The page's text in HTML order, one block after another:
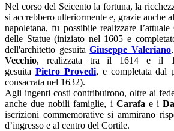
Nel corso del Seicento la fortuna, la
si accrebbero ulteriormente e, grazie anche
napoletana, fu possibile realizzare
delle Statue (iniziato nel 1605 e
dell'architetto gesuitaGiuseppe Valeriano
Vecchio, realizzata tra il 1614 e il
gesuita Pietro Provedi, e completata dal
consacrata nel 1632).
Agli ingenti costi contribuirono, oltre ai
anche due nobili famiglie, i Carafa e i
iscrizioni commemorative si ammirano
d’ingresso e al centro del Cortile.